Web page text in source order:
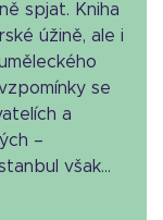
spjat. Kniha
úžině, ale i
se
a
–
však...